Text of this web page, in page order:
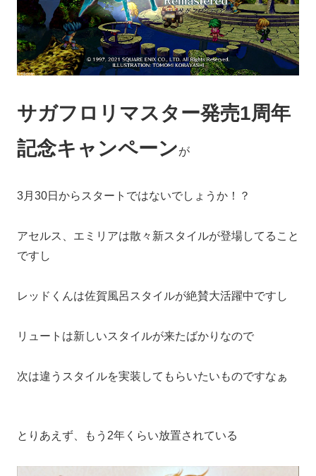
サガフロリマスター発売1周年
記念キャンペーンが
3月30日からスタートではないでしょうか！？
アセルス、エミリアは散々新スタイルが登場してること
ですし
レッドくんは佐賀風呂スタイルが絶賛大活躍中ですし
リュートは新しいスタイルが来たばかりなので
次は違うスタイルを実装してもらいたいものですなぁ
とりあえず、もう2年くらい放置されている